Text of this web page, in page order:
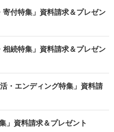
付特集」資料請求＆プレゼン
続特集」資料請求＆プレゼン
・エンディング特集」資料請
」資料請求＆プレゼント